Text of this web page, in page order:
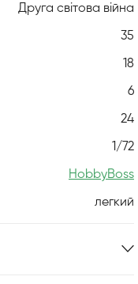
Друга світова війна
35
18
6
24
1/72
HobbyBoss
легкий